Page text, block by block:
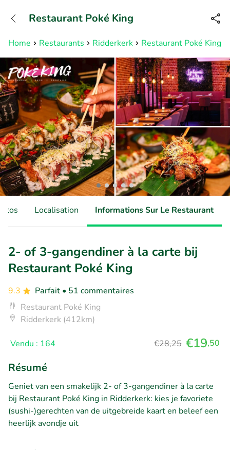
Disponible jusqu'à 23:00 heures
Home Restaurants Ridderkerk Restaurant Poké King
Restaurant Poké King
Localisation Informations Sur Le Restaurant
2- of 3-gangendiner à la carte bij
Restaurant Poké King
9.3 Parfait • 51 commentaires
Restaurant Poké King
Ridderkerk (412km)
Vendu : 164 €28,25 €19,50
Résumé
Geniet van een smakelijk 2- of 3-gangendiner à la carte
bij Restaurant Poké King in Ridderkerk: kies je favoriete
(sushi-)gerechten van de uitgebreide kaart en beleef een
heerlijk avondje uit